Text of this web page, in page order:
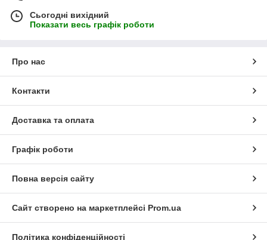
Сьогодні вихідний
Показати весь графік роботи
Про нас
Контакти
Доставка та оплата
Графік роботи
Повна версія сайту
Сайт створено на маркетплейсі Prom.ua
Політика конфіденційності